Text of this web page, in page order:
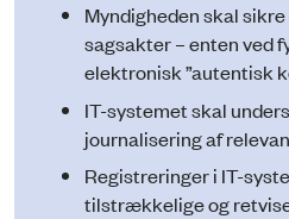
Myndigheden skal
sagsakter – enten ved
elektronisk ”autentisk
IT-systemet skal
journalisering af
Registreringer i IT-
tilstrækkelige og